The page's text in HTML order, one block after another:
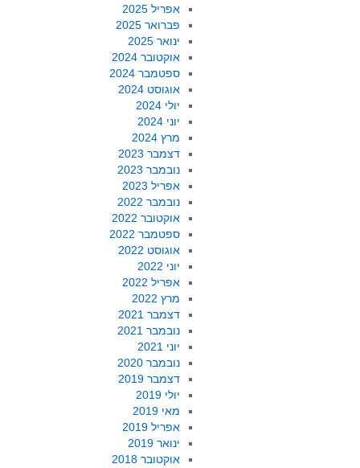
אפריל 2025
פברואר 2025
ינואר 2025
אוקטובר 2024
ספטמבר 2024
אוגוסט 2024
יולי 2024
יוני 2024
מרץ 2024
דצמבר 2023
נובמבר 2023
אפריל 2023
נובמבר 2022
אוקטובר 2022
ספטמבר 2022
אוגוסט 2022
יוני 2022
אפריל 2022
מרץ 2022
דצמבר 2021
נובמבר 2021
יוני 2021
נובמבר 2020
דצמבר 2019
יולי 2019
מאי 2019
אפריל 2019
ינואר 2019
אוקטובר 2018